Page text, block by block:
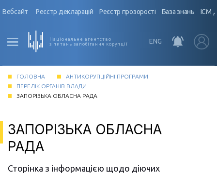
Вебсайт Реєстр декларацій Реєстр прозорості База знань ІСМ
Національне агентство
з питань запобігання корупції
ENG
ГОЛОВНА
АНТИКОРУПЦІЙНІ ПРОГРАМИ
ПЕРЕЛІК ОРГАНІВ ВЛАДИ
ЗАПОРІЗЬКА ОБЛАСНА РАДА
ЗАПОРІЗЬКА ОБЛАСНА
РАДА
Сторінка з інформацією щодо діючих